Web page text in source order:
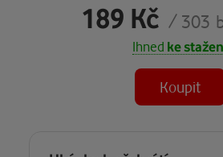
189 Kč / 303
Ihned ke
Koupit